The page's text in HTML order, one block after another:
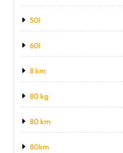
50l
60l
8 km
80 kg
80 km
80km